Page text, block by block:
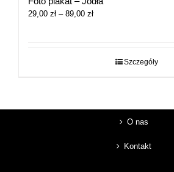
29,00 zł – 89,00 złZakres
29,00 zł
Szczegóły
O nas
Kontakt